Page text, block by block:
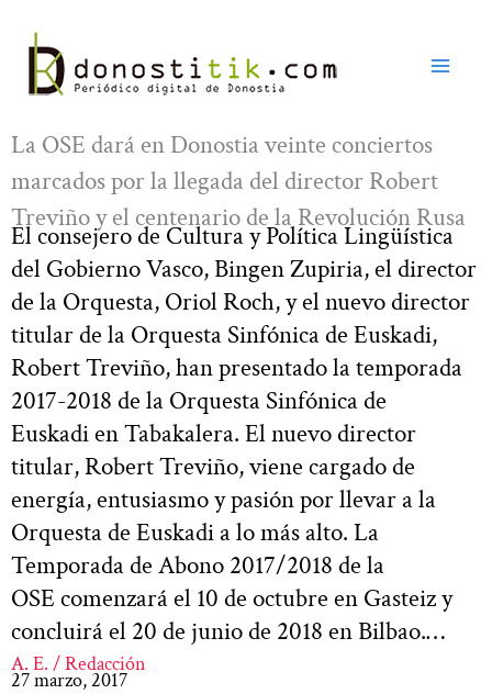
contenido
La OSE dará en Donostia veinte conciertos
marcados por la llegada del director Robert
Treviño y el centenario de la Revolución Rusa
El consejero de Cultura y Política Lingüística
del Gobierno Vasco, Bingen Zupiria, el director
de la Orquesta, Oriol Roch, y el nuevo director
titular de la Orquesta Sinfónica de Euskadi,
Robert Treviño, han presentado la temporada
2017-2018 de la Orquesta Sinfónica de
Euskadi en Tabakalera. El nuevo director
titular, Robert Treviño, viene cargado de
energía, entusiasmo y pasión por llevar a la
Orquesta de Euskadi a lo más alto. La
Temporada de Abono 2017/2018 de la
OSE comenzará el 10 de octubre en Gasteiz y
concluirá el 20 de junio de 2018 en Bilbao.…
A. E. / Redacción
27 marzo, 2017